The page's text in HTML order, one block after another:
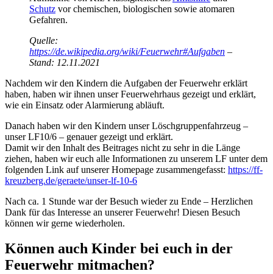
Schutz vor chemischen, biologischen sowie atomaren
Gefahren.
Quelle:
https://de.wikipedia.org/wiki/Feuerwehr#Aufgaben –
Stand: 12.11.2021
Nachdem wir den Kindern die Aufgaben der Feuerwehr erklärt
haben, haben wir ihnen unser Feuerwehrhaus gezeigt und erklärt,
wie ein Einsatz oder Alarmierung abläuft.
Danach haben wir den Kindern unser Löschgruppenfahrzeug –
unser LF10/6 – genauer gezeigt und erklärt.
Damit wir den Inhalt des Beitrages nicht zu sehr in die Länge
ziehen, haben wir euch alle Informationen zu unserem LF unter dem
folgenden Link auf unserer Homepage zusammengefasst: https://ff-
kreuzberg.de/geraete/unser-lf-10-6
Nach ca. 1 Stunde war der Besuch wieder zu Ende – Herzlichen
Dank für das Interesse an unserer Feuerwehr! Diesen Besuch
können wir gerne wiederholen.
Können auch Kinder bei euch in der
Feuerwehr mitmachen?